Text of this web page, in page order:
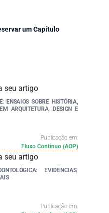
um Capítulo
ENSAIOS SOBRE HISTÓRIA,
ARQUITETURA, DESIGN E
Publicação em:
Fluxo Contínuo (AOP)
EVIDÊNCIAS,
Publicação em: